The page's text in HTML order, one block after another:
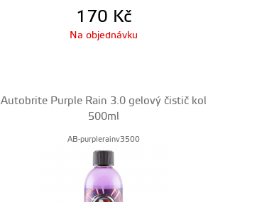
170 Kč
Na objednávku
Autobrite Purple Rain 3.0 gelový čistič kol
500ml
AB-purplerainv3500